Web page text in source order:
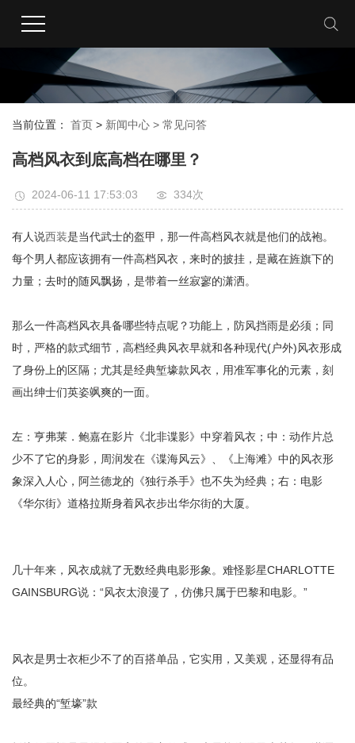
当前位置： 首页 > 新闻中心 > 常见问答
高档风衣到底高档在哪里？
2024-06-11 17:53:03 334次
有人说西装是当代武士的盔甲，那一件高档风衣就是他们的战袍。
每个男人都应该拥有一件高档风衣，来时的披挂，是藏在旌旗下的
力量；去时的随风飘扬，是带着一丝寂寥的潇洒。
那么一件高档风衣具备哪些特点呢？功能上，防风挡雨是必须；同
时，严格的款式细节，高档经典风衣早就和各种现代(户外)风衣形成
了身份上的区隔；尤其是经典堑壕款风衣，用准军事化的元素，刻
画出绅士们英姿飒爽的一面。
左：亨弗莱．鲍嘉在影片《北非谍影》中穿着风衣；中：动作片总
少不了它的身影，周润发在《谍海风云》、《上海滩》中的风衣形
象深入人心，阿兰德龙的《独行杀手》也不失为经典；右：电影
《华尔街》道格拉斯身着风衣步出华尔街的大厦。
几十年来，风衣成就了无数经典电影形象。难怪影星CHARLOTTE
GAINSBURG说：“风衣太浪漫了，仿佛只属于巴黎和电影。”
风衣是男士衣柜少不了的百搭单品，它实用，又美观，还显得有品
位。
最经典的“堑壕”款